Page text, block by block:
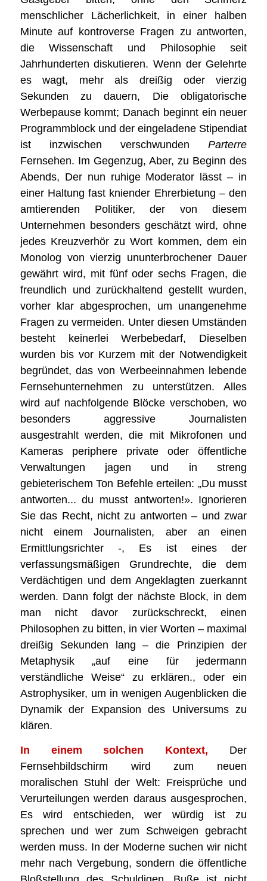
menschlicher Lächerlichkeit, in einer halben
Minute auf kontroverse Fragen zu antworten,
die Wissenschaft und Philosophie seit
Jahrhunderten diskutieren. Wenn der Gelehrte
es wagt, mehr als dreißig oder vierzig
Sekunden zu dauern, Die obligatorische
Werbepause kommt; Danach beginnt ein neuer
Programmblock und der eingeladene Stipendiat
ist inzwischen verschwundenParterre
Fernsehen. Im Gegenzug, Aber, zu Beginn des
Abends, Der nun ruhige Moderator lässt – in
einer Haltung fast kniender Ehrerbietung – den
amtierenden Politiker, der von diesem
Unternehmen besonders geschätzt wird, ohne
jedes Kreuzverhör zu Wort kommen, dem ein
Monolog von vierzig ununterbrochener Dauer
gewährt wird, mit fünf oder sechs Fragen, die
freundlich und zurückhaltend gestellt wurden,
vorher klar abgesprochen, um unangenehme
Fragen zu vermeiden. Unter diesen Umständen
besteht keinerlei Werbebedarf, Dieselben
wurden bis vor Kurzem mit der Notwendigkeit
begründet, das von Werbeeinnahmen lebende
Fernsehunternehmen zu unterstützen. Alles
wird auf nachfolgende Blöcke verschoben, wo
besonders aggressive Journalisten
ausgestrahlt werden, die mit Mikrofonen und
Kameras periphere private oder öffentliche
Verwaltungen jagen und in streng
gebieterischem Ton Befehle erteilen: „Du musst
antworten... du musst antworten!». Ignorieren
Sie das Recht, nicht zu antworten – und zwar
nicht einem Journalisten, aber an einen
Ermittlungsrichter -, Es ist eines der
verfassungsmäßigen Grundrechte, die dem
Verdächtigen und dem Angeklagten zuerkannt
werden. Dann folgt der nächste Block, in dem
man nicht davor zurückschreckt, einen
Philosophen zu bitten, in vier Worten – maximal
dreißig Sekunden lang – die Prinzipien der
Metaphysik „auf eine für jedermann
verständliche Weise“ zu erklären., oder ein
Astrophysiker, um in wenigen Augenblicken die
Dynamik der Expansion des Universums zu
klären.
In einem solchen Kontext, Der
Fernsehbildschirm wird zum neuen
moralischen Stuhl der Welt: Freisprüche und
Verurteilungen werden daraus ausgesprochen,
Es wird entschieden, wer würdig ist zu
sprechen und wer zum Schweigen gebracht
werden muss. In der Moderne suchen wir nicht
mehr nach Vergebung, sondern die öffentliche